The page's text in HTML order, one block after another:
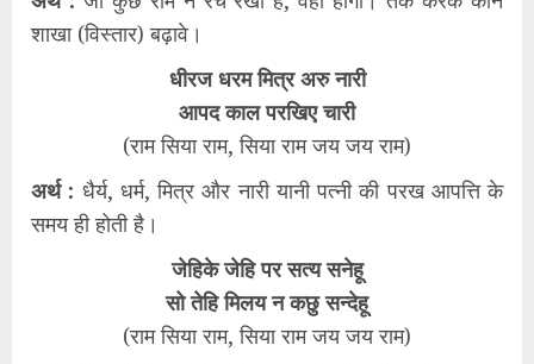
शाखा (विस्तार) बढ़ावे।
धीरज धरम मित्र अरु नारी
आपद काल परखिए चारी
(राम सिया राम, सिया राम जय जय राम)
अर्थ : धैर्य, धर्म, मित्र और नारी यानी पत्नी की परख आपत्ति के
समय ही होती है।
जेहिके जेहि पर सत्य सनेहू
सो तेहि मिलय न कछु सन्देहू
(राम सिया राम, सिया राम जय जय राम)